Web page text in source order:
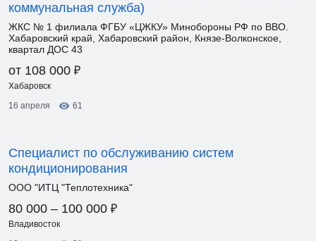
коммунальная служба)
ЖКС № 1 филиала ФГБУ «ЦЖКУ» Минобороны РФ по ВВО.
Хабаровский край, Хабаровский район, Князе-Волконское,
квартал ДОС 43
от 108 000 ₽
Хабаровск
16 апреля
61
Специалист по обслуживанию систем
кондиционирования
ООО "ИТЦ "Теплотехника"
80 000 – 100 000 ₽
Владивосток